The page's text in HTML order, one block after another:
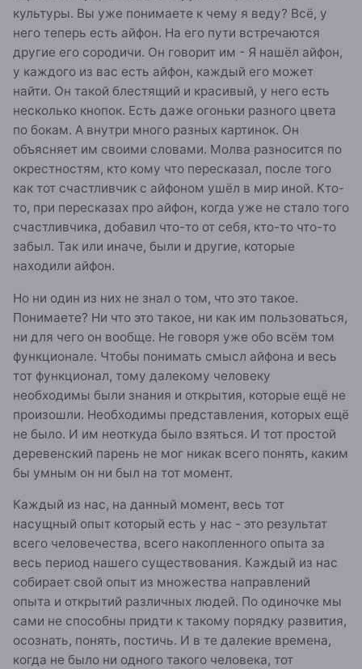
культуры. Вы уже понимаете к чему я веду? Всё, у
него теперь есть айфон. На его пути встречаются
другие его сородичи. Он говорит им - Я нашёл айфон,
у каждого из вас есть айфон, каждый его может
найти. Он такой блестящий и красивый, у него есть
несколько кнопок. Есть даже огоньки разного цвета
по бокам. А внутри много разных картинок. Он
объясняет им своими словами. Молва разносится по
окрестностям, кто кому что пересказал, после того
как тот счастливчик с айфоном ушёл в мир иной. Кто-
то, при пересказах про айфон, когда уже не стало того
счастливчика, добавил что-то от себя, кто-то что-то
забыл. Так или иначе, были и другие, которые
находили айфон.
Но ни один из них не знал о том, что это такое.
Понимаете? Ни что это такое, ни как им пользоваться,
ни для чего он вообще. Не говоря уже обо всём том
функционале. Чтобы понимать смысл айфона и весь
тот функционал, тому далекому человеку
необходимы были знания и открытия, которые ещё не
произошли. Необходимы представления, которых ещё
не было. И им неоткуда было взяться. И тот простой
деревенский парень не мог никак всего понять, каким
бы умным он ни был на тот момент.
Каждый из нас, на данный момент, весь тот
насущный опыт который есть у нас - это результат
всего человечества, всего накопленного опыта за
весь период нашего существования. Каждый из нас
собирает свой опыт из множества направлений
опыта и открытий различных людей. По одиночке мы
сами не способны придти к такому порядку развития,
осознать, понять, постичь. И в те далекие времена,
когда не было ни одного такого человека, тот